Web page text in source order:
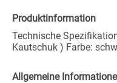
Produktinformation
Technische
Kautschuk ) Farbe:
Allgemeine